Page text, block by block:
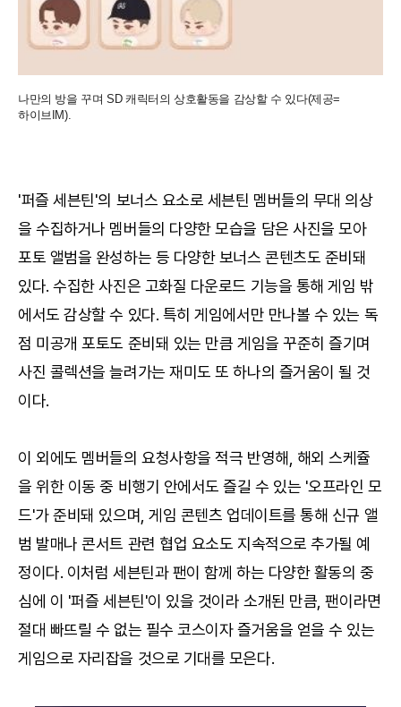
나만의 방을 꾸며 SD 캐릭터의 상호활동을 감상할 수 있다(제공=
하이브IM).
'퍼즐 세븐틴'의 보너스 요소로 세븐틴 멤버들의 무대 의상
을 수집하거나 멤버들의 다양한 모습을 담은 사진을 모아
포토 앨범을 완성하는 등 다양한 보너스 콘텐츠도 준비돼
있다. 수집한 사진은 고화질 다운로드 기능을 통해 게임 밖
에서도 감상할 수 있다. 특히 게임에서만 만나볼 수 있는 독
점 미공개 포토도 준비돼 있는 만큼 게임을 꾸준히 즐기며
사진 콜렉션을 늘려가는 재미도 또 하나의 즐거움이 될 것
이다.
이 외에도 멤버들의 요청사항을 적극 반영해, 해외 스케쥴
을 위한 이동 중 비행기 안에서도 즐길 수 있는 '오프라인 모
드'가 준비돼 있으며, 게임 콘텐츠 업데이트를 통해 신규 앨
범 발매나 콘서트 관련 협업 요소도 지속적으로 추가될 예
정이다. 이처럼 세븐틴과 팬이 함께 하는 다양한 활동의 중
심에 이 '퍼즐 세븐틴'이 있을 것이라 소개된 만큼, 팬이라면
절대 빠뜨릴 수 없는 필수 코스이자 즐거움을 얻을 수 있는
게임으로 자리잡을 것으로 기대를 모은다.